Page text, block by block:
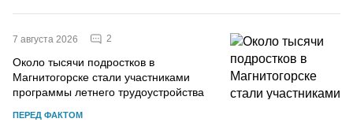
7 августа 2026 2
Около тысячи подростков в
Магнитогорске стали участниками
программы летнего трудоустройства
ПЕРЕД ФАКТОМ